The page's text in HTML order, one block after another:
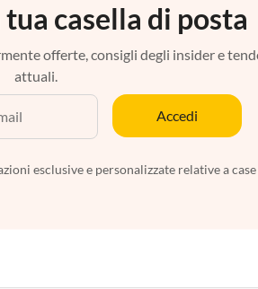
casella di posta
offerte, consigli degli insider e
attuali.
Accedi
esclusive e personalizzate relative a case